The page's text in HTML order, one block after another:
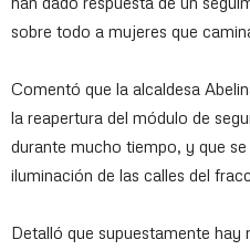
sobre todo a mujeres que
Comentó que la alcaldesa
la reapertura del módulo de
durante mucho tiempo, y que
iluminación de las calles del
Detalló que supuestamente